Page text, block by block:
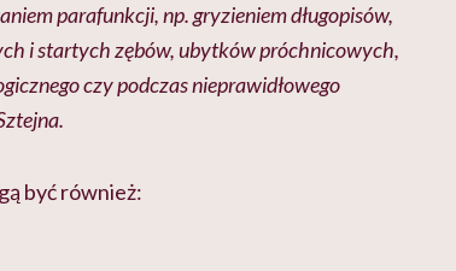
parafunkcji, np. gryzieniem długopisów,
i startych zębów, ubytków próchnicowych,
czy podczas nieprawidłowego
być również: